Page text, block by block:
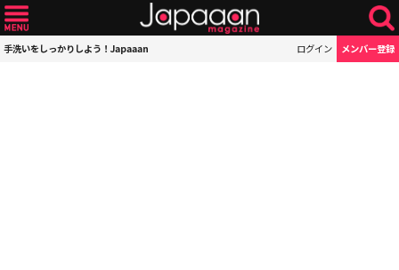
手洗いをしっかりしよう！Japaaan ログイン メンバー登録